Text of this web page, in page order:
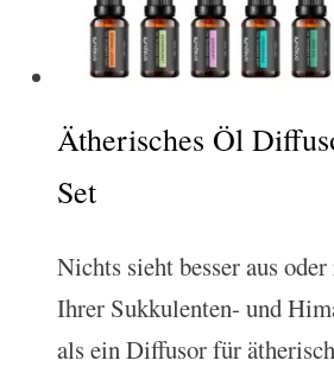
Ätherisches Öl
Set
Nichts sieht besser aus
Ihrer Sukkulenten- und
als ein Diffusor für